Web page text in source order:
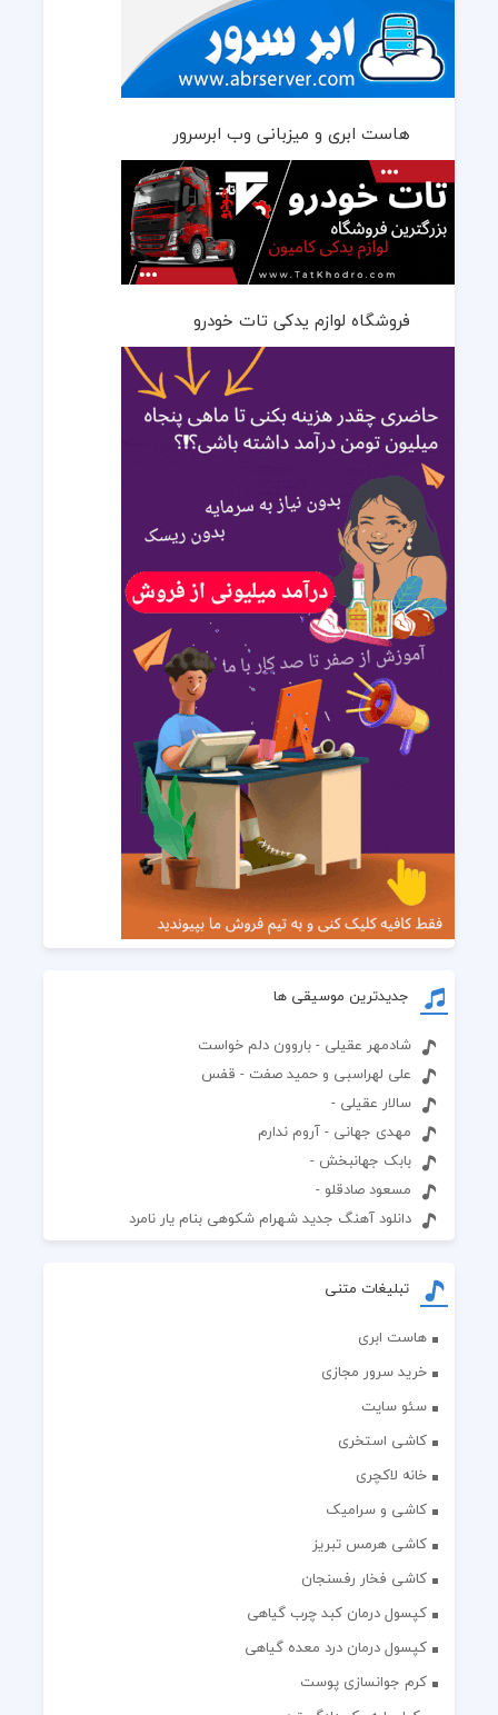
هاست ابری و میزبانی وب ابرسرور
فروشگاه لوازم یدکی تات خودرو
جدیدترین موسیقی ها
شادمهر عقیلی - باروون دلم خواست
علی لهراسبی و حمید صفت - قفس
سالار عقیلی -
مهدی جهانی - آروم ندارم
بابک جهانبخش -
مسعود صادقلو -
دانلود آهنگ جدید شهرام شکوهی بنام یار نامرد
تبلیغات متنی
هاست ابری
خرید سرور مجازی
سئو سایت
کاشی استخری
خانه لاکچری
کاشی و سرامیک
کاشی هرمس تبریز
کاشی فخار رفسنجان
کپسول درمان کبد چرب گیاهی
کپسول درمان درد معده گیاهی
کرم جوانسازی پوست